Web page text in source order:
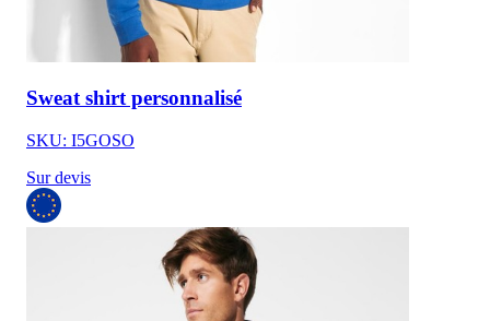
Sweat shirt personnalisé
SKU: I5GOSO
Sur devis